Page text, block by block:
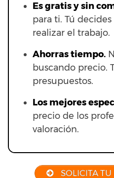
Es gratis y sin
para ti. Tú
realizar el trabajo.
Ahorras tiempo.
buscando precio.
presupuestos.
Los mejores
precio de los
valoración.
SOLICITA TU